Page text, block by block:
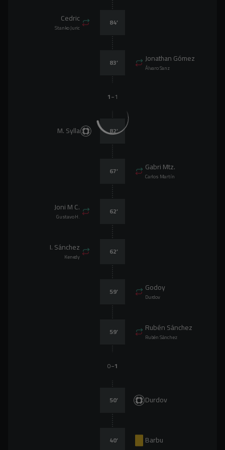
Cedric
Stanko Juric 84’
Jonathan Gómez
Álvaro Sanz
83’
1-1
M. Sylla 82’
Gabri Mtz.
Carlos Martín
67’
Joni M C.
Gustavo H. 62’
I. Sánchez
Kenedy 62’
Godoy
Durdov
59’
Rubén Sánchez
Rubén Sánchez
59’
0-1
Durdov
50’
Barbu
40’